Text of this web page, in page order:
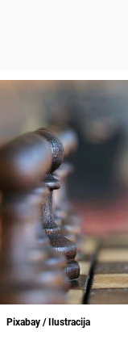
Pixabay / Ilustracija